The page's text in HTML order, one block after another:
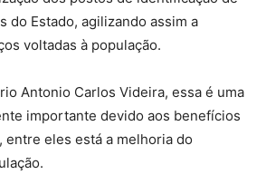
do Estado, agilizando assim a
voltadas à população.
Antonio Carlos Videira, essa é uma
importante devido aos benefícios
entre eles está a melhoria do